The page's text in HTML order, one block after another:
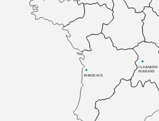
BORDEAUX
CLERMONT-
FERRAND